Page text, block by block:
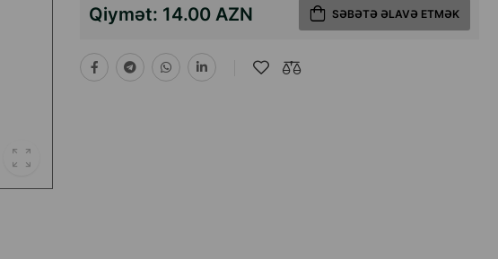
Qiymət: 14.00 AZN SƏBƏTƏ ƏLAVƏ ETMƏK